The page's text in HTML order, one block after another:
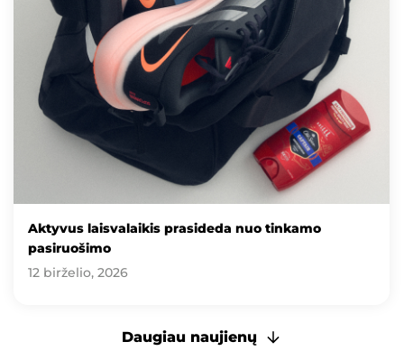
Aktyvus laisvalaikis prasideda nuo tinkamo
pasiruošimo
12 birželio, 2026
Daugiau naujienų